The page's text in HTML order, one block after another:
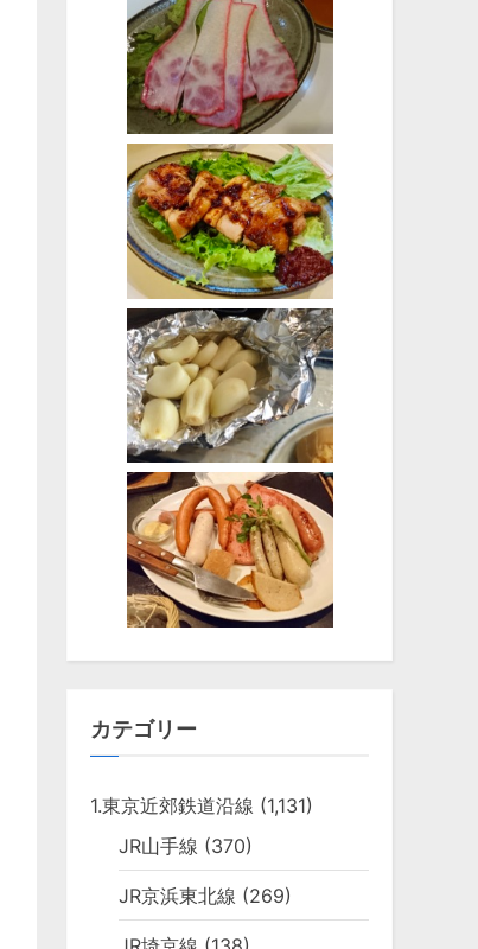
カテゴリー
1.東京近郊鉄道沿線 (1,131)
JR山手線 (370)
JR京浜東北線 (269)